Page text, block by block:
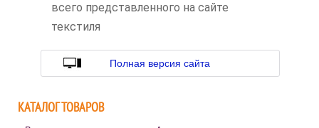
всего представленного на сайте
текстиля
Полная версия сайта
КАТАЛОГ ТОВАРОВ